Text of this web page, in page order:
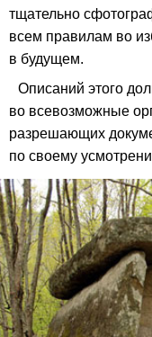
тщательно
всем правилам во
в будущем.
Описаний этого
во всевозможные
разрешающих
по своему